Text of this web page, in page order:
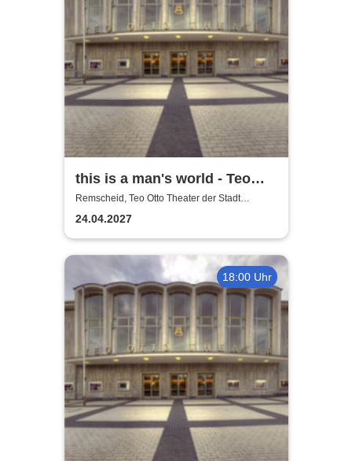
this is a man's world - Teo
Otto Theater
Remscheid, Teo Otto Theater der Stadt
Remscheid
24.04.2027
18:00 Uhr